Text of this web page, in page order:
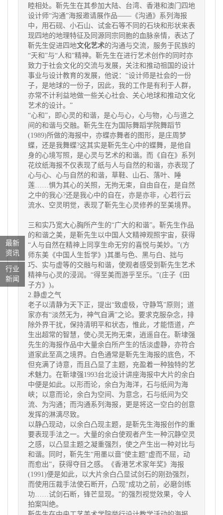
睦相处。靳先生在其参加大陆、台湾、香港和澳门四地
设计师“沟通”海报邀请展作品——《沟通》系列海报
中，用石砚、小石山、试金石等不同的石块和形状来表
现四地的地理特征及同源同宗同胞的血脉亲情，表达了
靳先生促进四地文化艺术的沟通与交流，服务于民族的
“天和”与“人和”精神。靳先生在进行艺术创作的同时亦
致力于社会文化的交流与发展，关注和推动祖国的设计
事业与设计教育的发展，他说：“设计师是社会的一份
子，是地球的一份子，因此，我的工作是有利于人群，
亦常不计利益地做一些关心社会、关心地球和推动文化
艺术的设计。”
“心和”，即心灵的和谐，是心与心，心与物，心与道之
间的和谐与交融。靳先生在为国际舞蹈学院舞蹈节
(1989)所做的海报中，亦蝶亦舞者的图形，是庄周梦
蝶，还是我舞蝶?这其实是靳先生心中的蝶舞，是他自
身的心境写照，是心灵与艺术的和谐。而《自在》系列
花纹纸海报不仅表现了纸与人与自然的和谐，亦表现了
心与心、心与自然的和谐，草鞋、山石、落叶、睡
莲……惧为其心的关照，无拘无束，自由自在，是自然
之中的我心?还是我心中的自在，亦是亦非，心若行云
流水、空灵明觉，表现了靳先生心灵修养的至美境界。
三和实乃宽大心胸所产生的“广大的和谐”。靳先生作品
的和谐之美，是靳先生以中国人文精神观照宇宙，获得
“人与自然在精神上同享生命无穷的喜悦与美妙。”(方
师东美《中国人生哲学》)其墨与色、黑与白、拙与
巧、实与虚等的交融与和谐，使观者感受到靳先生艺术
精神与心灵的浸润。“得至美而游乎至乐。”(庄子《田
子方》)。
2.静虚之气
老子以清静为天下正，提出“致虚极，守静笃”原则；道
家亦有“淡然无为，神气自满”之论。要求克服杂念，排
除外界干扰，保持清明平和状态，惟此，才能悟道，产
生出超常的智慧，使心灵无拘无束，逍遥自在。靳埭强
先生的海报作品中大量余白所产生的恬淡虚静，亦符合
道家此至高之境界。白色通常是靳先生海报的底色，不
但充满了诗意，而且凸显了主题，充盈着一种独特的艺
术魅力。在靳埭强1993台北设计讲座海报中大片的余白
中便是如此。以形而论，余白为海洋，石与纸间为海
峡；以意而论，余白为空间、为意念，石与纸间为交
流、为沟通；而沟通系列海报，更是将这一空白的创意
发挥的淋漓尽致。
以静凸现动，以余白凸现主题，是靳先生海报创作的重
要表现手法之一。大量的余白使观者产生一种沉静空灵
之感，以凸显主题之凝重强烈，使之产生出一种对比与
和谐。同时，靳先生“用墨以啬”使主题“虚而不屈，动
而愈出”，获得夺目之感。《香港艺术家年奖》海报
(1991)便是如此，以大片余白凸显试剑石的刚劲强烈，
而使用压裁手法使石断开，凸现“成功之前，必磨剑练
功……试剑石断，锋芒显现。”的强烈视觉效果，令人
拍案叫绝。
最新
资讯
行业
新闻